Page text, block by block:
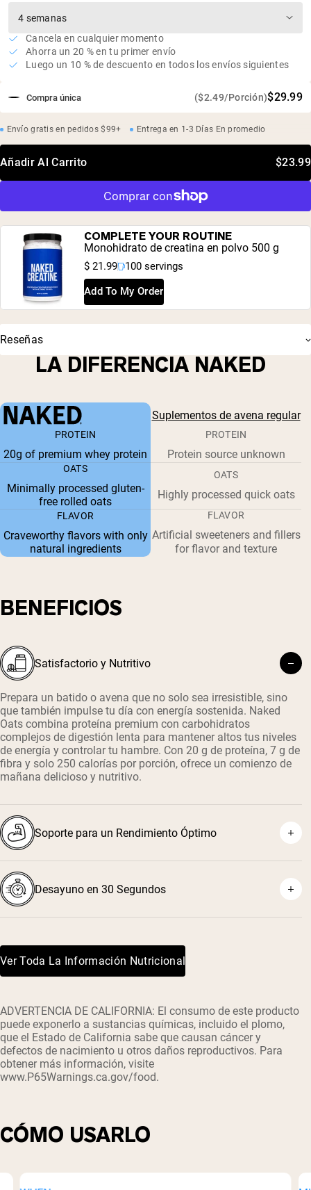
irresistible
Libre de soja, sin OGM, sin aditivos
Compra única ($2.49/Porción)$29.99
Cancela en cualquier momento
Ahorra un 20 % en tu primer envío
Luego un 10 % de descuento en todos los envíos siguientes
Envío gratis en pedidos $99+ Entrega en 1-3 Días En promedio
Añadir Al Carrito $23.99
COMPLETE YOUR ROUTINE
Monohidrato de creatina en polvo 500 g
$ 21.99 100 servings
Add To My Order
Reseñas
LA DIFERENCIA NAKED
Suplementos de avena regular
PROTEIN
20g of premium whey protein
PROTEIN
Protein source unknown
OATS
Minimally processed gluten-
free rolled oats
OATS
Highly processed quick oats
FLAVOR
Craveworthy flavors with only
natural ingredients
FLAVOR
Artificial sweeteners and fillers
for flavor and texture
BENEFICIOS
Satisfactorio y Nutritivo
Prepara un batido o avena que no solo sea irresistible, sino
que también impulse tu día con energía sostenida. Naked
Oats combina proteína premium con carbohidratos
complejos de digestión lenta para mantener altos tus niveles
de energía y controlar tu hambre. Con 20 g de proteína, 7 g de
fibra y solo 250 calorías por porción, ofrece un comienzo de
mañana delicioso y nutritivo.
Soporte para un Rendimiento Óptimo
Desayuno en 30 Segundos
Ver Toda La Información Nutricional
ADVERTENCIA DE CALIFORNIA: El consumo de este producto
puede exponerlo a sustancias químicas, incluido el plomo,
que el Estado de California sabe que causan cáncer y
defectos de nacimiento u otros daños reproductivos. Para
obtener más información, visite
www.P65Warnings.ca.gov/food.
CÓMO USARLO